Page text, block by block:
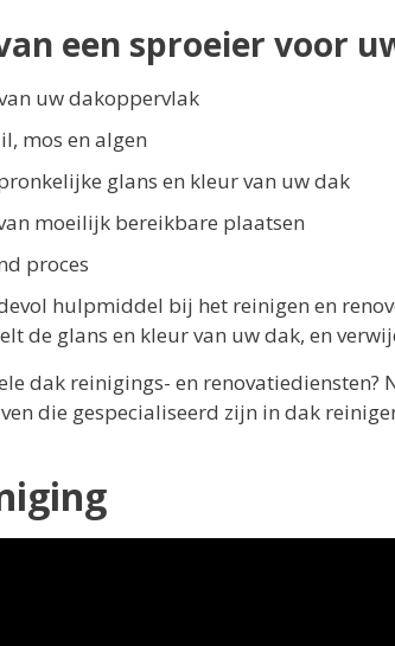
een sproeier voor
uw dakoppervlak
mos en algen
glans en kleur van uw dak
moeilijk bereikbare plaatsen
proces
hulpmiddel bij het reinigen en
de glans en kleur van uw dak, en
dak reinigings- en renovatiediensten?
die gespecialiseerd zijn in dak